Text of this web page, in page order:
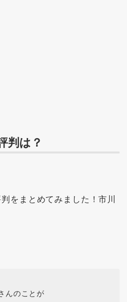
判は？
をまとめてみました！市川
んのことが